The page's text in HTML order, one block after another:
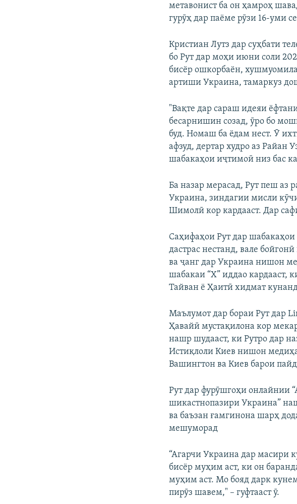
метавонист ба он ҳамроҳ
гурӯҳ дар паёме рӯзи 16-уми
Кристиан Лутз дар суҳбати
бо Рут дар моҳи июни соли
бисёр ошкорбаён,
артиши Украина, тамаркуз
"Вақте дар сараш идеяи
бесарнишин созад, ӯро бо
буд. Номаш ба ёдам нест. Ӯ
афзуд, дертар худро аз Райан
шабакаҳои иҷтимоӣ низ бас
Ба назар мерасад, Рут пеш
Украина, зиндагии мисли
Шимолӣ кор кардааст. Дар
Саҳифаҳои Рут дар шабакаҳои
дастрас нестанд, вале
ва ҷанг дар Украина нишон
шабакаи “X” иддао кардааст,
Тайван ё Ҳаитӣ хидмат
Маълумот дар бораи Рут дар
Ҳавайӣ мустақилона кор
нашр шудааст, ки Рутро дар
Истиқлоли Киев нишон
Вашингтон ва Киев барои
Рут дар фурӯшгоҳи онлайнии
шикастнопазири Украина”
ва баъзан ғамгинона шарҳ
мешуморад
“Агарчи Украина дар масири
бисёр муҳим аст, ки он
муҳим аст. Мо бояд дарк
пирӯз шавем," – гуфтааст ӯ.